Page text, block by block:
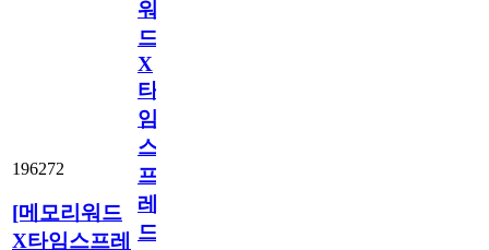
196272
[메모리워드
X타임스프레
워
드
X
타
임
스
프
레
드]